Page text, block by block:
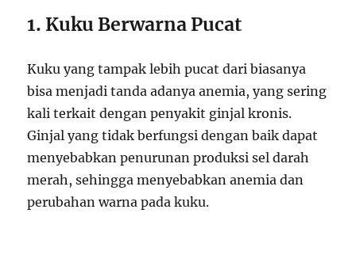
1. Kuku Berwarna Pucat
Kuku yang tampak lebih pucat dari biasanya
bisa menjadi tanda adanya anemia, yang sering
kali terkait dengan penyakit ginjal kronis.
Ginjal yang tidak berfungsi dengan baik dapat
menyebabkan penurunan produksi sel darah
merah, sehingga menyebabkan anemia dan
perubahan warna pada kuku.